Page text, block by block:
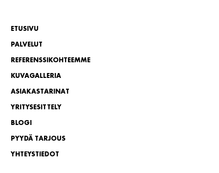
ETUSIVU
PALVELUT
REFERENSSIKOHTEEMME
KUVAGALLERIA
ASIAKASTARINAT
YRITYSESITTELY
BLOGI
PYYDÄ TARJOUS
YHTEYSTIEDOT